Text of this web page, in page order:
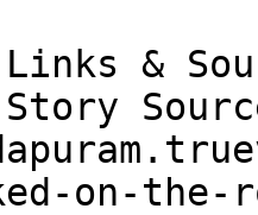
&
on-the-